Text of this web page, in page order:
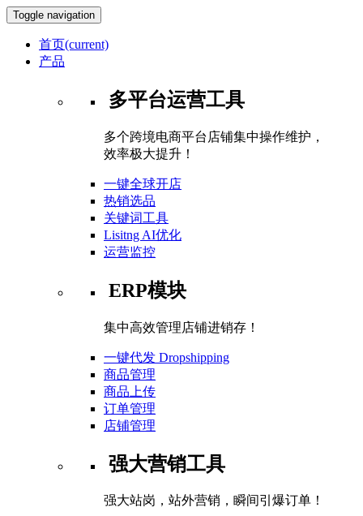
Toggle navigation
首页(current)
产品
多平台运营工具
多个跨境电商平台店铺集中操作维护，
效率极大提升！
一键全球开店
热销选品
关键词工具
Lisitng AI优化
运营监控
ERP模块
集中高效管理店铺进销存！
一键代发 Dropshipping
商品管理
商品上传
订单管理
店铺管理
强大营销工具
强大站岗，站外营销，瞬间引爆订单！